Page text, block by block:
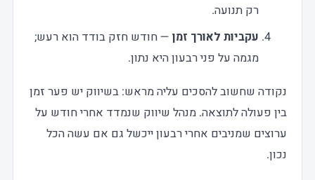
רק תנועה.
עקביות לאורך זמן — חודש חזק בודד הוא רעש;
מגמה על פני רבעון היא נתון.
נקודה שחשוב להסכים עליה מראש: בשיווק יש פער זמן
בין פעולה לתוצאה. מנהל שיווק שנמדד אחרי חודש על
ערוצים שמניבים אחרי רבעון ייכשל גם אם עשה הכל
נכון.